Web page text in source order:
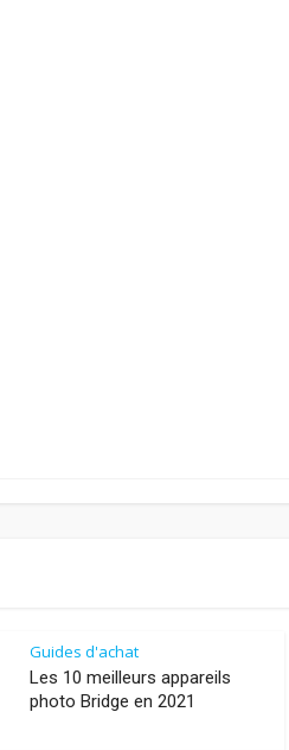
Guides d'achat
Les 10 meilleurs appareils
photo Bridge en 2021